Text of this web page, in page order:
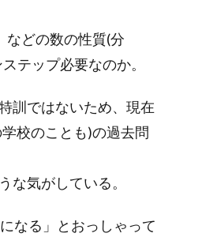
などの数の性質(分
テップ必要なのか。
訓ではないため、現在
校のことも)の過去問
な気がしている。
なる」とおっしゃって